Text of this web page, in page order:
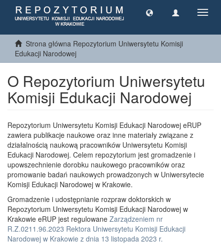
Strona główna Repozytorium Uniwersytetu Komisji
Edukacji Narodowej
O Repozytorium Uniwersytetu
Komisji Edukacji Narodowej
Repozytorium Uniwersytetu Komisji Edukacji Narodowej eRUP
zawiera publikacje naukowe oraz inne materiały związane z
działalnością naukową pracowników Uniwersytetu Komisji
Edukacji Narodowej. Celem repozytorium jest gromadzenie i
upowszechnienie dorobku naukowego pracowników oraz
promowanie badań naukowych prowadzonych w Uniwersytecie
Komisji Edukacji Narodowej w Krakowie.
Gromadzenie i udostępnianie rozpraw doktorskich w
Repozytorium Uniwersytetu Komisji Edukacji Narodowej w
Krakowie eRUP jest regulowane Zarządzeniem nr
R.Z.0211.96.2023 Rektora Uniwersytetu Komisji Edukacji
Narodowej w Krakowie z dnia 13 listopada 2023 r.